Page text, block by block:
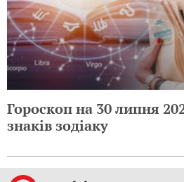
Гороскоп на 30 липня
знаків зодіаку